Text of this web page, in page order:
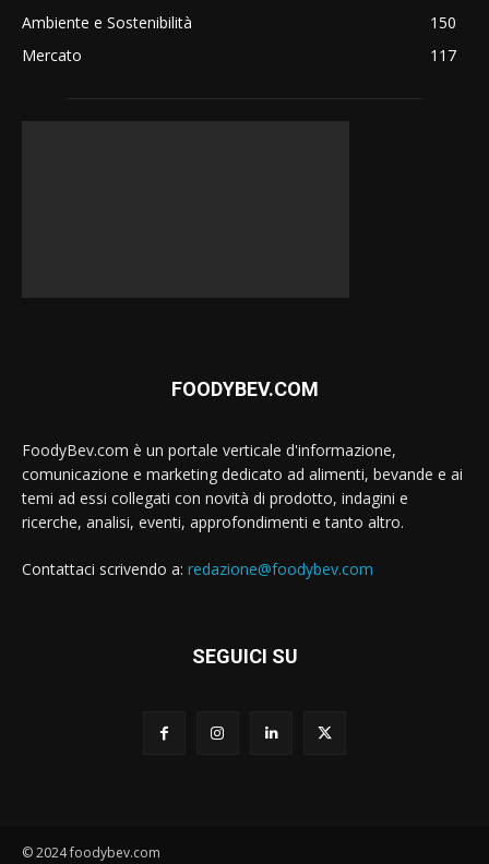
Ambiente e Sostenibilità
150
Mercato
117
FOODYBEV.COM
FoodyBev.com è un portale verticale d'informazione,
comunicazione e marketing dedicato ad alimenti, bevande e ai
temi ad essi collegati con novità di prodotto, indagini e
ricerche, analisi, eventi, approfondimenti e tanto altro.
Contattaci scrivendo a: redazione@foodybev.com
SEGUICI SU
© 2024 foodybev.com